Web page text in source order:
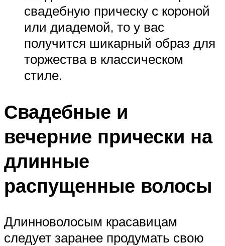
свадебную прическу с короной
или диадемой, то у вас
получится шикарный образ для
торжества в классическом
стиле.
Свадебные и
вечерние прически на
длинные
распущенные волосы
Длинноволосым красавицам
следует заранее продумать свою